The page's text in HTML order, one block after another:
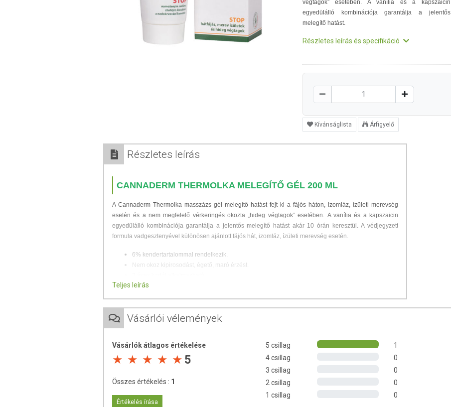
végtagok” esetében. A vanília és a kapszaicin
egyedülálló kombinációja garantálja a jelentős
melegítő hatást.
Részletes leírás és specifikáció
Kívánságlista Árfigyelő
Részletes leírás
CANNADERM THERMOLKA MELEGÍTŐ GÉL 200 ML
A Cannaderm Thermolka masszázs gél melegítő hatást fejt ki a fájós háton, izomláz, ízületi merevség
esetén és a nem megfelelő vérkeringés okozta „hideg végtagok” esetében. A vanília és a kapszaicin
egyedülálló kombinációja garantálja a jelentős melegítő hatást akár 10 órán keresztül.A védjegyzett
formula vadgesztenyével különösen ajánlott fájós hát, izomláz, ízületi merevség esetén.
6% kendertartalommal rendelkezik.
Nem okoz kipirosodást, égető, maró érzést.
szibériai fenyő
kámfor
eukaliptusz
vanília
Tanúsított természetes kozmetikum.
Nem tartalmaz szintetikus illatanyagot és színezéket,
Teljes leírás
Vásárlói vélemények
Vásárlók átlagos értékelése
5
Összes értékelés : 1
Értékelés írása
5 csillag
1
4 csillag
0
3 csillag
0
2 csillag
0
1 csillag
0